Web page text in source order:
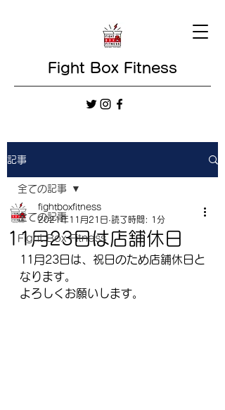
Fight Box Fitness
記事
全ての記事
Fight Box Fitness
全ての記事
11月23日は店舗休日
fightboxfitness
2021年11月21日 読了時間: 1分
11月23日は、祝日のため店舗休日と
なります。
よろしくお願いします。